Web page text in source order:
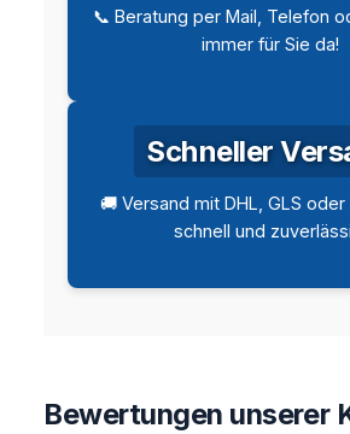
📞 Beratung per Mail, Telefon
immer für Sie da!
Schneller
🚚 Versand mit DHL, GLS
schnell und
Bewertungen unserer